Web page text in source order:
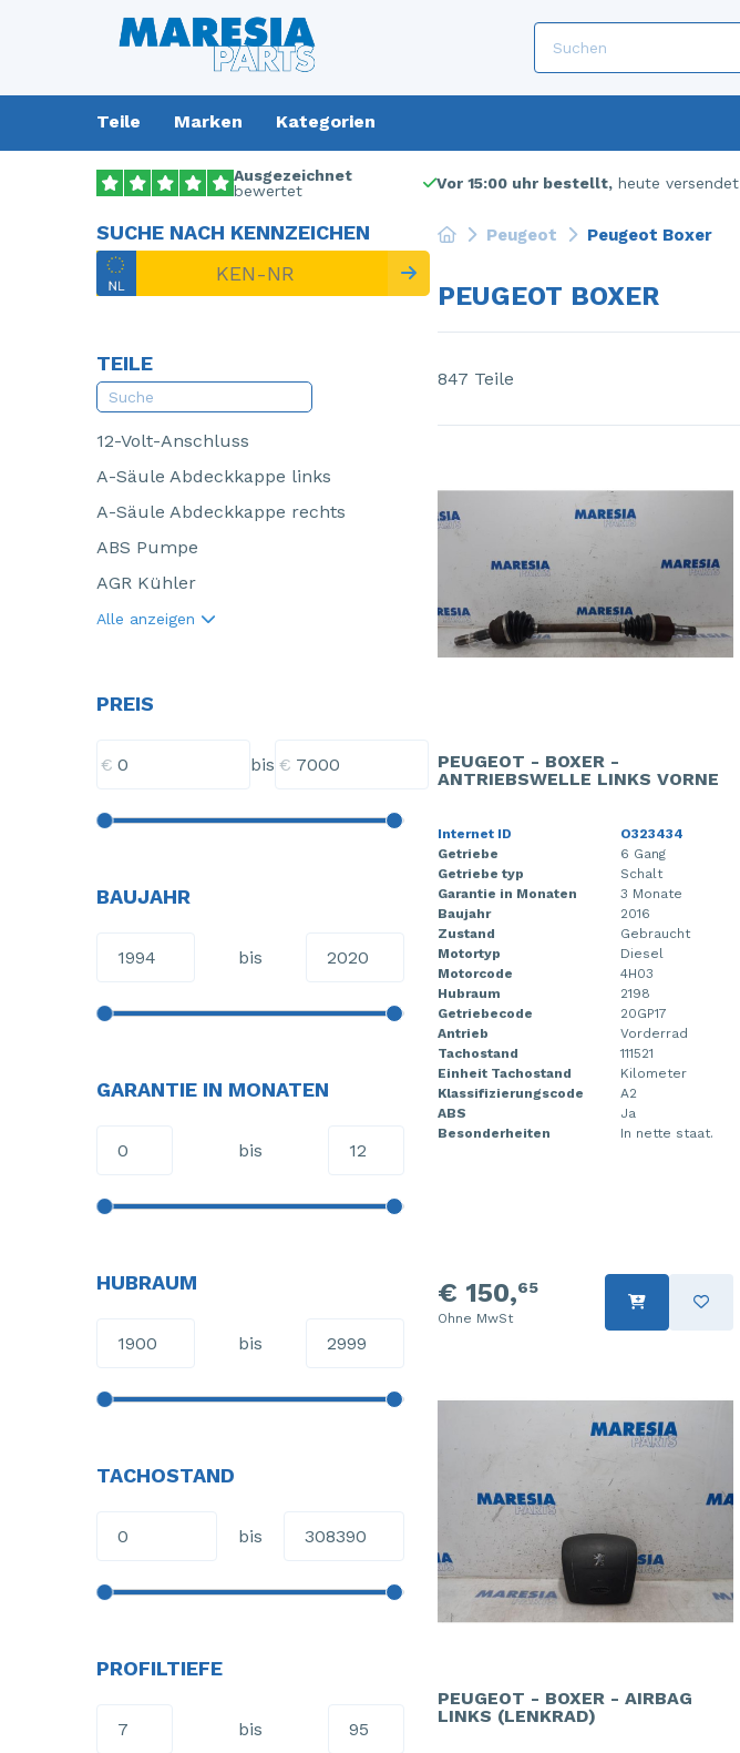
Teile Marken Kategorien
Ausgezeichnet
bewertet
Vor 15:00 uhr bestellt, heute versendet
SUCHE NACH KENNZEICHEN
TEILE
12-Volt-Anschluss
A-Säule Abdeckkappe links
A-Säule Abdeckkappe rechts
ABS Pumpe
AGR Kühler
Alle anzeigen
PREIS
€ bis €
BAUJAHR
bis
GARANTIE IN MONATEN
bis
HUBRAUM
bis
TACHOSTAND
bis
PROFILTIEFE
bis
Peugeot Peugeot Boxer
PEUGEOT BOXER
847 Teile
PEUGEOT - BOXER -
ANTRIEBSWELLE LINKS VORNE
Internet ID
O323434
Getriebe
6 Gang
Getriebe typ
Schalt
Garantie in Monaten
3 Monate
Baujahr
2016
Zustand
Gebraucht
Motortyp
Diesel
Motorcode
4H03
Hubraum
2198
Getriebecode
20GP17
Antrieb
Vorderrad
Tachostand
111521
Einheit Tachostand
Kilometer
Klassifizierungscode
A2
ABS
Ja
Besonderheiten
In nette staat.
€ 150,65
Ohne MwSt
PEUGEOT - BOXER - AIRBAG
LINKS (LENKRAD)